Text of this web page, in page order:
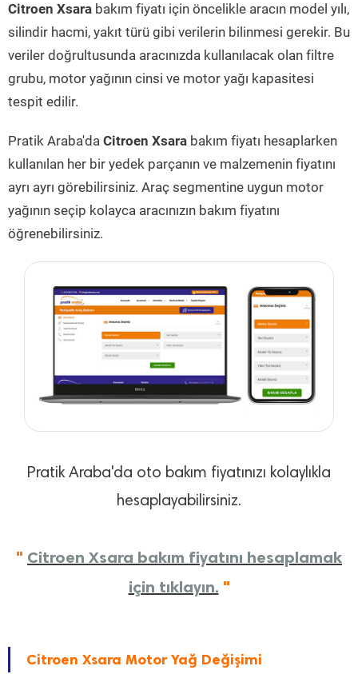
Citroen Xsara bakım fiyatı için öncelikle aracın model yılı,
silindir hacmi, yakıt türü gibi verilerin bilinmesi gerekir. Bu
veriler doğrultusunda aracınızda kullanılacak olan filtre
grubu, motor yağının cinsi ve motor yağı kapasitesi
tespit edilir.
Pratik Araba'da Citroen Xsara bakım fiyatı hesaplarken
kullanılan her bir yedek parçanın ve malzemenin fiyatını
ayrı ayrı görebilirsiniz. Araç segmentine uygun motor
yağının seçip kolayca aracınızın bakım fiyatını
öğrenebilirsiniz.
Pratik Araba'da oto bakım fiyatınızı kolaylıkla
hesaplayabilirsiniz.
" Citroen Xsara bakım fiyatını hesaplamak
için tıklayın. "
Citroen Xsara Motor Yağ Değişimi